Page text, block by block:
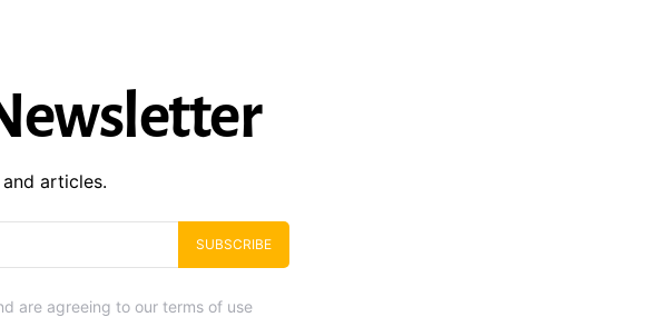
articles.
SUBSCRIBE
are agreeing to our terms of use